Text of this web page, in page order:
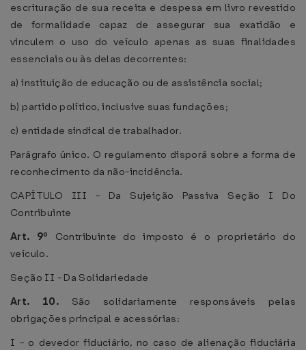
escrituração de sua receita e despesa em livro revestido
de formalidade capaz de assegurar sua exatidão e
vinculem o uso do veículo apenas as suas finalidades
essenciais ou às delas decorrentes:
a) instituição de educação ou de assistência social;
b) partido político, inclusive suas fundações;
c) entidade sindical de trabalhador.
Parágrafo único. O regulamento disporá sobre a forma de
reconhecimento da não-incidência.
CAPÍTULO III - Da Sujeição Passiva Seção I Do
Contribuinte
Art. 9º Contribuinte do imposto é o proprietário do
veículo.
Seção II - Da Solidariedade
Art. 10. São solidariamente responsáveis pelas
obrigações principal e acessórias:
I - o devedor fiduciário, no caso de alienação fiduciária